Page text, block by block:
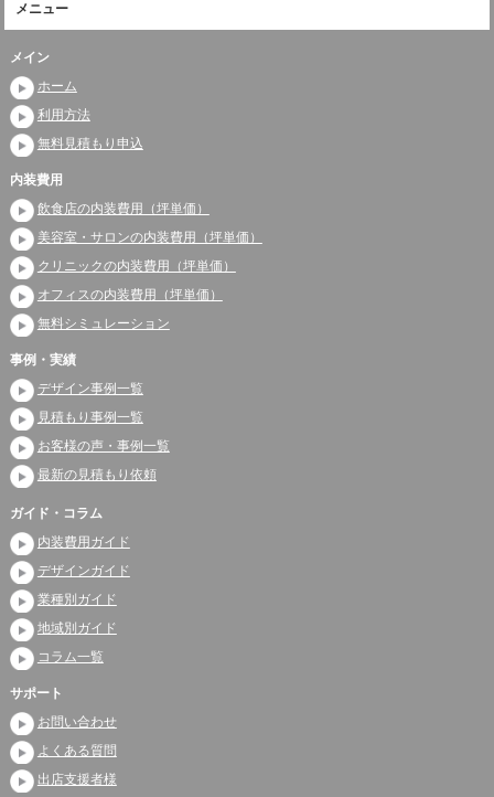
メニュー
メイン
ホーム
利用方法
無料見積もり申込
内装費用
飲食店の内装費用（坪単価）
美容室・サロンの内装費用（坪単価）
クリニックの内装費用（坪単価）
オフィスの内装費用（坪単価）
無料シミュレーション
事例・実績
デザイン事例一覧
見積もり事例一覧
お客様の声・事例一覧
最新の見積もり依頼
ガイド・コラム
内装費用ガイド
デザインガイド
業種別ガイド
地域別ガイド
コラム一覧
サポート
お問い合わせ
よくある質問
出店支援者様